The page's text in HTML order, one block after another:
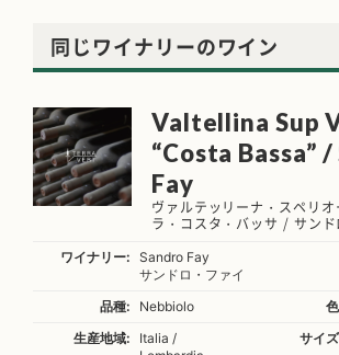
同じワイナリーのワイン
Valtellina Sup
“Costa Bassa”
Fay
ヴァルテッリーナ・スペリ
ラ・コスタ・バッサ / サンド
ワイナリー:
Sandro Fay
サンドロ・ファイ
品種:
Nebbiolo
生産地域:
Italia /
サイ